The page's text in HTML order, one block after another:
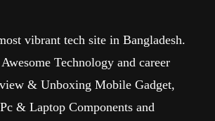
vibrant tech site in Bangladesh.
Technology and career
& Unboxing Mobile Gadget,
& Laptop Components and